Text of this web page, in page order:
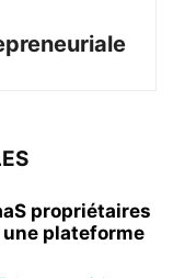
propriétaires
plateforme